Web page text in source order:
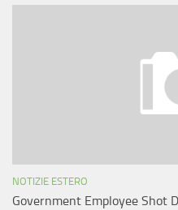
NOTIZIE ESTERO
Government Employee Shot